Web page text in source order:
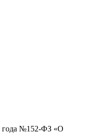
года №152-ФЗ «О